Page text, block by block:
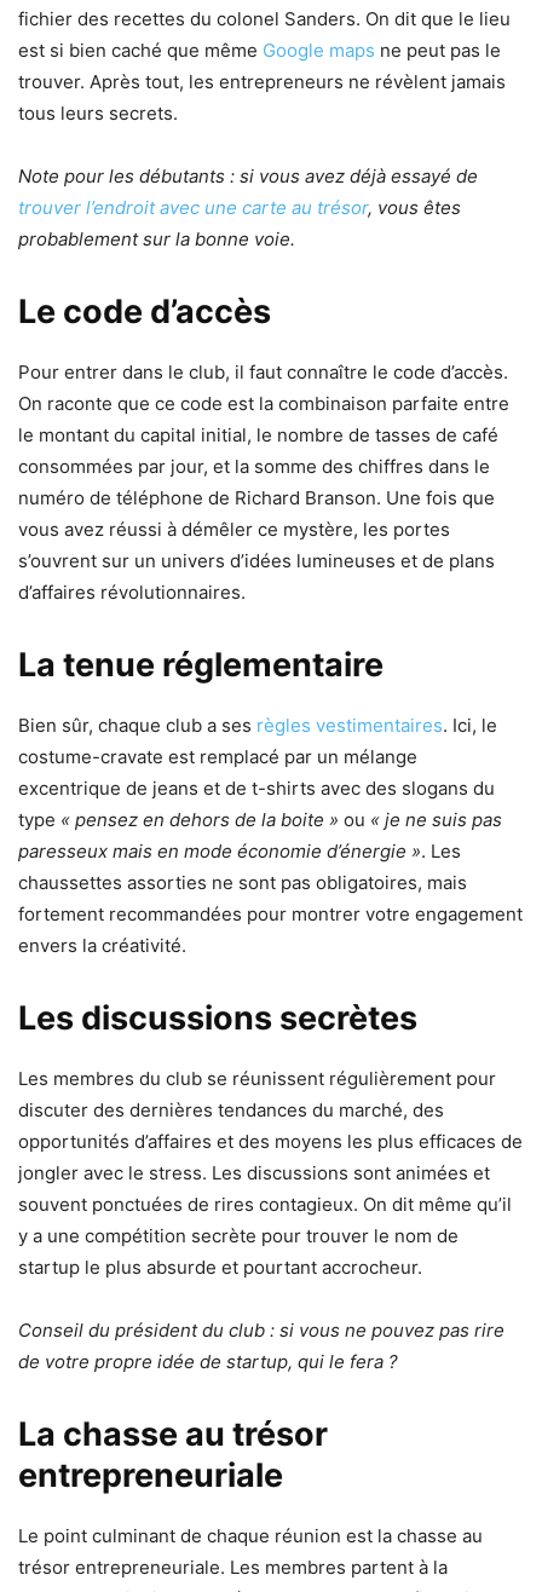
fichier des recettes du colonel Sanders. On dit que le lieu
est si bien caché que même Google maps ne peut pas le
trouver. Après tout, les entrepreneurs ne révèlent jamais
tous leurs secrets.
Note pour les débutants : si vous avez déjà essayé de
trouver l’endroit avec une carte au trésor, vous êtes
probablement sur la bonne voie.
Le code d’accès
Pour entrer dans le club, il faut connaître le code d’accès.
On raconte que ce code est la combinaison parfaite entre
le montant du capital initial, le nombre de tasses de café
consommées par jour, et la somme des chiffres dans le
numéro de téléphone de Richard Branson. Une fois que
vous avez réussi à démêler ce mystère, les portes
s’ouvrent sur un univers d’idées lumineuses et de plans
d’affaires révolutionnaires.
La tenue réglementaire
Bien sûr, chaque club a ses règles vestimentaires. Ici, le
costume-cravate est remplacé par un mélange
excentrique de jeans et de t-shirts avec des slogans du
type « pensez en dehors de la boite » ou « je ne suis pas
paresseux mais en mode économie d’énergie ». Les
chaussettes assorties ne sont pas obligatoires, mais
fortement recommandées pour montrer votre engagement
envers la créativité.
Les discussions secrètes
Les membres du club se réunissent régulièrement pour
discuter des dernières tendances du marché, des
opportunités d’affaires et des moyens les plus efficaces de
jongler avec le stress. Les discussions sont animées et
souvent ponctuées de rires contagieux. On dit même qu’il
y a une compétition secrète pour trouver le nom de
startup le plus absurde et pourtant accrocheur.
Conseil du président du club : si vous ne pouvez pas rire
de votre propre idée de startup, qui le fera ?
La chasse au trésor
entrepreneuriale
Le point culminant de chaque réunion est la chasse au
trésor entrepreneuriale. Les membres partent à la